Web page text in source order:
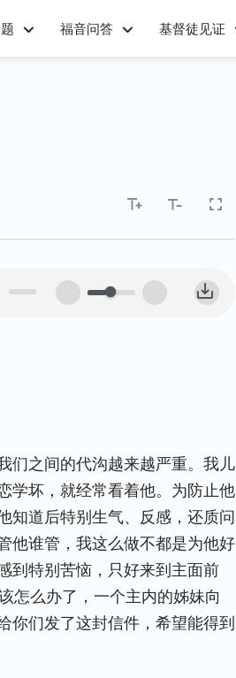
福音问答 基督徒见证
00:00
们之间的代沟越来越严重。我儿
学坏，就经常看着他。为防止他
知道后特别生气、反感，还质问
他谁管，我这么做不都是为他好
到特别苦恼，只好来到主面前
怎么办了，一个主内的姊妹向
你们发了这封信件，希望能得到